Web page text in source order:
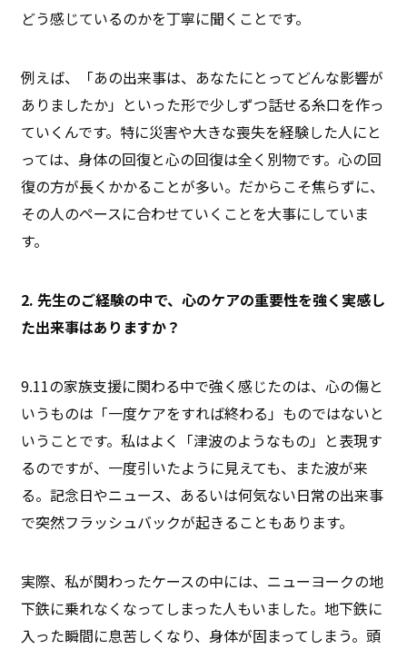
どう感じているのかを丁寧に聞くことです。
例えば、「あの出来事は、あなたにとってどんな影響が
ありましたか」といった形で少しずつ話せる糸口を作っ
ていくんです。特に災害や大きな喪失を経験した人にと
っては、身体の回復と心の回復は全く別物です。心の回
復の方が長くかかることが多い。だからこそ焦らずに、
その人のペースに合わせていくことを大事にしていま
す。
2. 先生のご経験の中で、心のケアの重要性を強く実感し
た出来事はありますか？
9.11の家族支援に関わる中で強く感じたのは、心の傷と
いうものは「一度ケアをすれば終わる」ものではないと
いうことです。私はよく「津波のようなもの」と表現す
るのですが、一度引いたように見えても、また波が来
る。記念日やニュース、あるいは何気ない日常の出来事
で突然フラッシュバックが起きることもあります。
実際、私が関わったケースの中には、ニューヨークの地
下鉄に乗れなくなってしまった人もいました。地下鉄に
入った瞬間に息苦しくなり、身体が固まってしまう。頭